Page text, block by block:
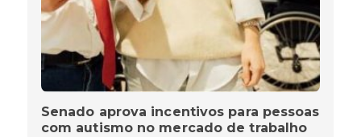
Senado aprova incentivos para pessoas
com autismo no mercado de trabalho